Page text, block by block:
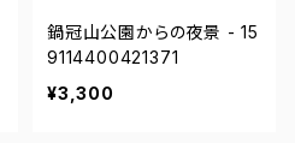
鍋冠山公園からの夜景 - 15
9114400421371
¥3,300